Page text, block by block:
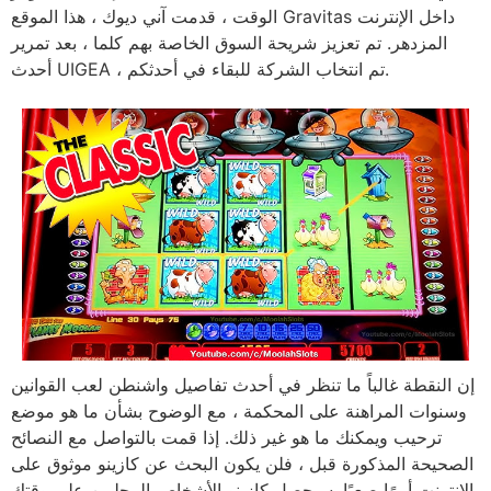
الوقت ، قدمت آني ديوك ، هذا الموقع Gravitas داخل الإنترنت
المزدهر. تم تعزيز شريحة السوق الخاصة بهم كلما ، بعد تمرير
أحدث UIGEA ، تم انتخاب الشركة للبقاء في أحدثكم.
إن النقطة غالباً ما تنظر في أحدث تفاصيل واشنطن لعب القوانين
وسنوات المراهنة على المحكمة ، مع الوضوح بشأن ما هو موضع
ترحيب ويمكنك ما هو غير ذلك. إذا قمت بالتواصل مع النصائح
الصحيحة المذكورة قبل ، فلن يكون البحث عن كازينو موثوق على